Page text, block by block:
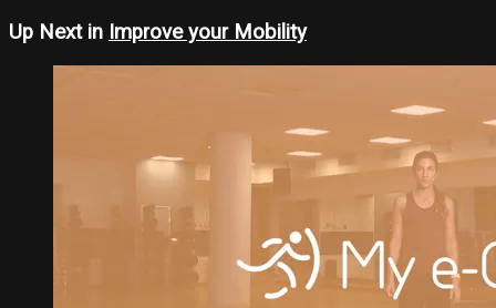
Up Next in Improve your Mobility